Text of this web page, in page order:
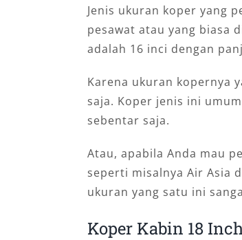
Jenis ukuran koper yang
pesawat atau yang biasa
adalah 16 inci dengan
Karena ukuran kopernya
saja. Koper jenis ini
sebentar saja.
Atau, apabila Anda mau
seperti misalnya Air Asia
ukuran yang satu ini
Koper Kabin 18